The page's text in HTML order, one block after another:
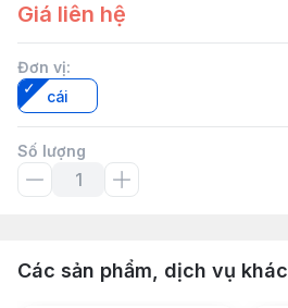
Giá liên hệ
Đơn vị:
cái
Số lượng
Các sản phẩm, dịch vụ khác